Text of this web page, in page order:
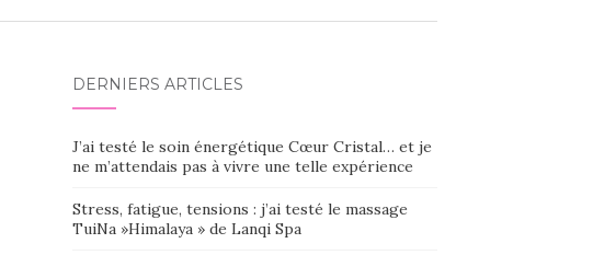
DERNIERS ARTICLES
J’ai testé le soin énergétique Cœur Cristal… et je
ne m’attendais pas à vivre une telle expérience
Stress, fatigue, tensions : j’ai testé le massage
TuiNa »Himalaya » de Lanqi Spa